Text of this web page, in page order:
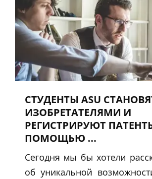
СТУДЕНТЫ ASU
ИЗОБРЕТАТЕЛЯМИ И
РЕГИСТРИРУЮТ
ПОМОЩЬЮ ...
Сегодня мы бы хотели
об уникальной